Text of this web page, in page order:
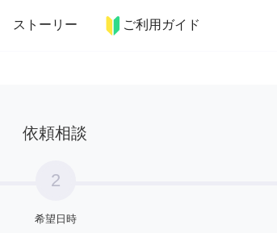
ストーリー ご利用ガイド
・習い事 ペット 料理
依頼相談
2
希望日時